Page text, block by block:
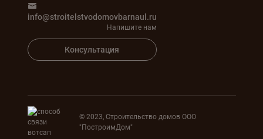
info@stroitelstvodomovbarnaul.ru
Напишите нам
Консультация
© 2023, Строительство домов ООО
"ПостроимДом"